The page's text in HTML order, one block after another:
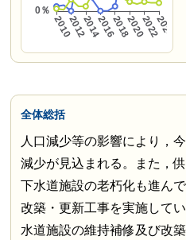
全体総括
人口減少等の影響により，
減少が見込まれる。また，
下水道施設の老朽化も進ん
改築・更新工事を実施して
水道施設の維持補修及び改